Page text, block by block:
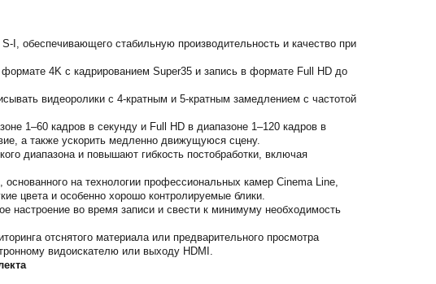
I, обеспечивающего стабильную производительность и качество при
4K с кадрированием Super35 и запись в формате Full HD до
видеоролики с 4-кратным и 5-кратным замедлением с частотой
1–60 кадров в секунду и Full HD в диапазоне 1–120 кадров в
а также ускорить медленно движущуюся сцену.
диапазона и повышают гибкость постобработки, включая
на технологии профессиональных камер Cinema Line,
цвета и особенно хорошо контролируемые блики.
настроение во время записи и свести к минимуму необходимость
отснятого материала или предварительного просмотра
видоискателю или выходу HDMI.